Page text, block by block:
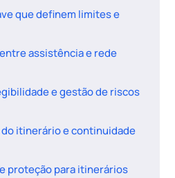
que definem limites e
assistência e rede
e gestão de riscos
itinerário e continuidade
proteção para itinerários